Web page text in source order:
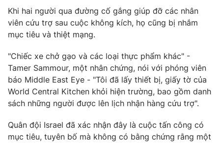
Sản phẩm
Tư vấn
Giao lưu trực tuyến
Lịch phát sóng
Chuyên mục khác
Emagazine Podcast
Photo Infographic
Khi hai người qua đường cố gắng giúp đỡ các nhân
viên cứu trợ sau cuộc không kích, họ cũng bị nhắm
mục tiêu và thiệt mạng.
"Chiếc xe chở gạo và các loại thực phẩm khác" -
Tamer Sammour, một nhân chứng, nói với phóng viên
báo Middle East Eye - "Tôi đã lấy thiết bị, giấy tờ của
World Central Kitchen khỏi hiện trường, bao gồm danh
sách những người được lên lịch nhận hàng cứu trợ".
Quân đội Israel đã xác nhận đây là cuộc tấn công có
mục tiêu, tuyên bố mà không có bằng chứng rằng một